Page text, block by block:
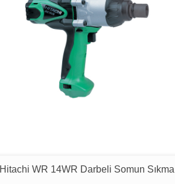
Hitachi WR 14WR Darbeli Somun Sıkma